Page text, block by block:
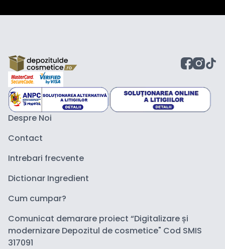
Despre Noi
Contact
Intrebari frecvente
Dictionar Ingredient
Cum cumpar?
Comunicat demarare proiect “Digitalizare și
modernizare Depozitul de cosmetice" Cod SMIS
317091